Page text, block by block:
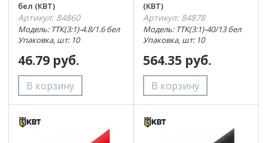
бел (КВТ)
Артикул: 84860
Модель: ТТК(3:1)-4.8/1.6 бел
Упаковка, шт: 10
46.79 руб.
(КВТ)
Артикул: 84878
Модель: ТТК(3:1)-40/13 бел
Упаковка, шт: 10
564.35 руб.